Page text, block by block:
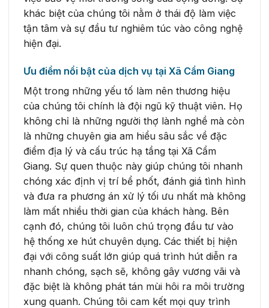
khác biệt của chúng tôi nằm ở thái độ làm việc
tận tâm và sự đầu tư nghiêm túc vào công nghệ
hiện đại.
Ưu điểm nổi bật của dịch vụ tại Xã Cẩm Giang
Một trong những yếu tố làm nên thương hiệu
của chúng tôi chính là đội ngũ kỹ thuật viên. Họ
không chỉ là những người thợ lành nghề mà còn
là những chuyên gia am hiểu sâu sắc về đặc
điểm địa lý và cấu trúc hạ tầng tại Xã Cẩm
Giang. Sự quen thuộc này giúp chúng tôi nhanh
chóng xác định vị trí bể phốt, đánh giá tình hình
và đưa ra phương án xử lý tối ưu nhất mà không
làm mất nhiều thời gian của khách hàng. Bên
cạnh đó, chúng tôi luôn chú trọng đầu tư vào
hệ thống xe hút chuyên dụng. Các thiết bị hiện
đại với công suất lớn giúp quá trình hút diễn ra
nhanh chóng, sạch sẽ, không gây vương vãi và
đặc biệt là không phát tán mùi hôi ra môi trường
xung quanh. Chúng tôi cam kết mọi quy trình